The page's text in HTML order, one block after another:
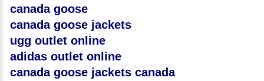
canada goose
canada goose jackets
ugg outlet online
adidas outlet online
canada goose jackets canada